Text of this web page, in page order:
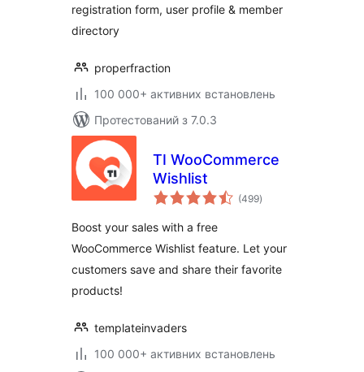
registration form, user profile & member
directory
properfraction
100 000+ активних встановлень
Протестований з 7.0.3
TI WooCommerce
Wishlist
(499загальний
рейтинг
)
Boost your sales with a free
WooCommerce Wishlist feature. Let your
customers save and share their favorite
products!
templateinvaders
100 000+ активних встановлень